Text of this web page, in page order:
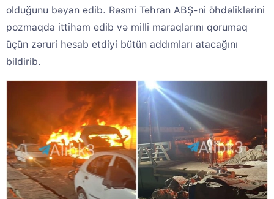
olduğunu bəyan edib. Rəsmi Tehran ABŞ-ni öhdəliklərini
pozmaqda ittiham edib və milli maraqlarını qorumaq
üçün zəruri hesab etdiyi bütün addımları atacağını
bildirib.